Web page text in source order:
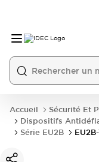
Accueil
Sécurité Et
Dispositifs
Série EU2B